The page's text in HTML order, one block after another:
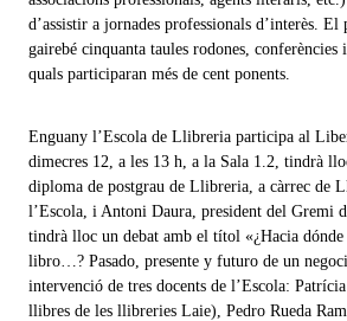
d’assistir a jornades professionals d’interès.
gairebé cinquanta taules rodones, conferències
quals participaran més de cent ponents.
Enguany l’Escola de Llibreria participa al
dimecres 12, a les 13 h, a la Sala 1.2, tindrà
diploma de postgrau de Llibreria, a càrrec de
l’Escola, i Antoni Daura, president del Gremi
tindrà lloc un debat amb el títol «¿Hacia
libro…? Pasado, presente y futuro de un
intervenció de tres docents de l’Escola:
llibres de les llibreries Laie), Pedro Rueda